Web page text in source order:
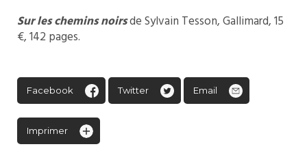
Sur les chemins noirsde Sylvain Tesson, Gallimard, 15
€, 142 pages.
Facebook Twitter Email
Imprimer